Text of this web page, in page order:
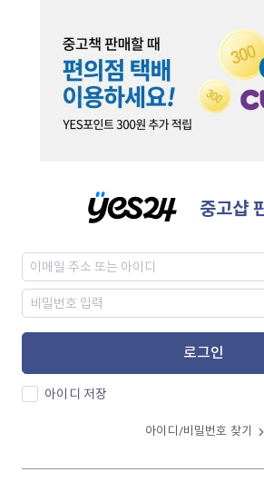
중고샵
로그인
아이디 저장
아이디/비밀번호 찾기